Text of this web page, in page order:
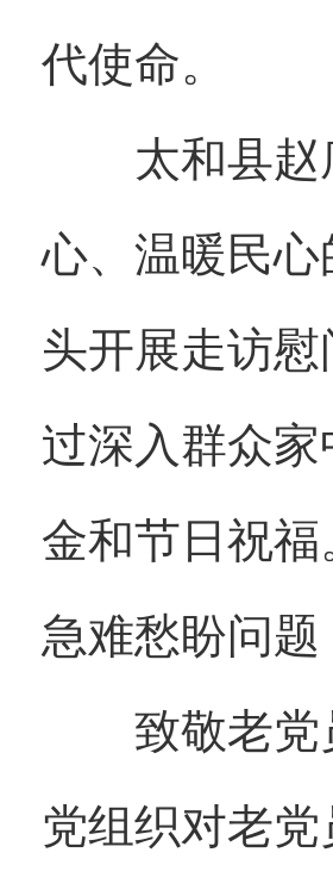
代使命。
太和县赵庙
心、温暖民
头开展走访
过深入群众
金和节日祝
急难愁盼问
致敬老党员
党组织对老